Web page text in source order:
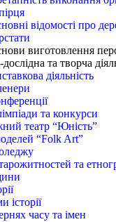
відомості про
виготовлення
та творча
діяльність
та конкурси
театр “Юність”
“Folk Art”
та
історії
часу та імен